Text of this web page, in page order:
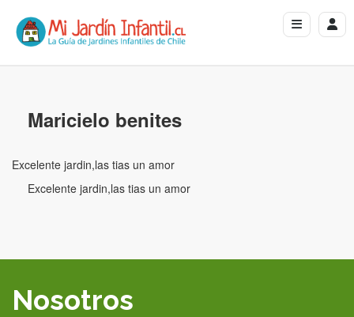
Maricielo benites
Excelente jardin,las tias un amor
Excelente jardin,las tias un amor
Nosotros